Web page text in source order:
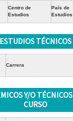
Centro de
Estudios
País de
Estudios
ESTUDIOS TÉCNICOS
Carrera
Y/O
CURSO